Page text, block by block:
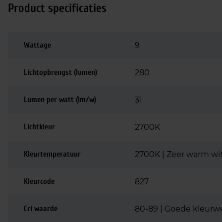
Product specificaties
Wattage 9
Lichtopbrengst (lumen) 280
Lumen per watt (lm/w) 31
Lichtkleur 2700K
Kleurtemperatuur 2700K | Zeer warm
Kleurcode 827
Cri waarde 80-89 | Goede